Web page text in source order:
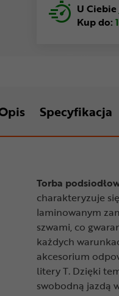
U Ciebie
Kup do:
Specyfikacja
Torba
charakteryzuje
laminowanym
szwami, co
każdych
akcesorium
litery T. Dzięki
swobodną jazdą